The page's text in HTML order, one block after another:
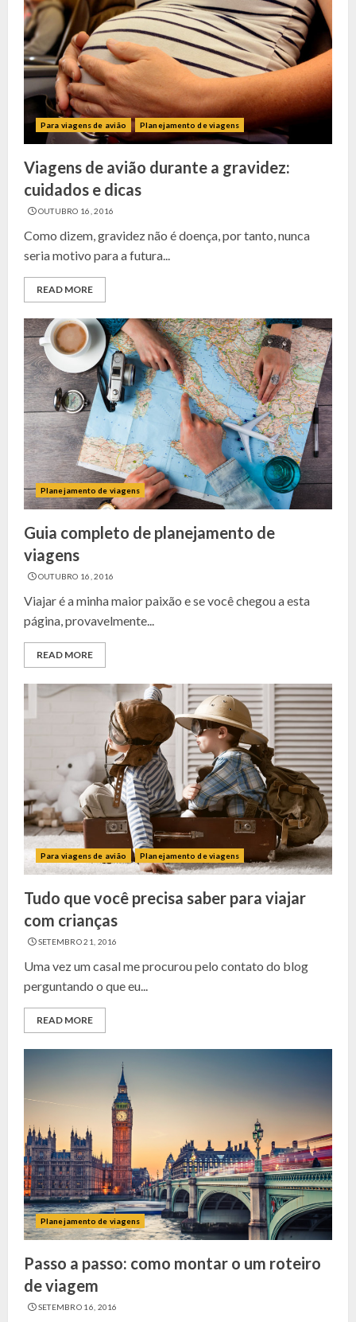
Para viagens de avião Planejamento de viagens
Viagens de avião durante a gravidez:
cuidados e dicas
OUTUBRO 16, 2016
Como dizem, gravidez não é doença, por tanto, nunca
seria motivo para a futura...
READ MORE
Planejamento de viagens
Guia completo de planejamento de
viagens
OUTUBRO 16, 2016
Viajar é a minha maior paixão e se você chegou a esta
página, provavelmente...
READ MORE
Para viagens de avião Planejamento de viagens
Tudo que você precisa saber para viajar
com crianças
SETEMBRO 21, 2016
Uma vez um casal me procurou pelo contato do blog
perguntando o que eu...
READ MORE
Planejamento de viagens
Passo a passo: como montar o um roteiro
de viagem
SETEMBRO 16, 2016